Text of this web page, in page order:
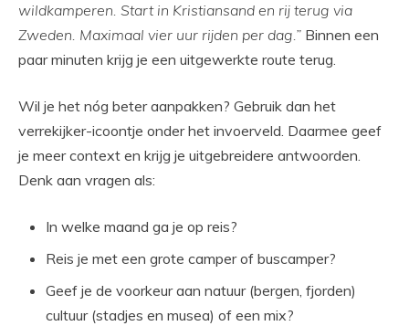
wildkamperen. Start in Kristiansand en rij terug via
Zweden. Maximaal vier uur rijden per dag.” Binnen een
paar minuten krijg je een uitgewerkte route terug.
Wil je het nóg beter aanpakken? Gebruik dan het
verrekijker-icoontje onder het invoerveld. Daarmee geef
je meer context en krijg je uitgebreidere antwoorden.
Denk aan vragen als:
In welke maand ga je op reis?
Reis je met een grote camper of buscamper?
Geef je de voorkeur aan natuur (bergen, fjorden)
cultuur (stadjes en musea) of een mix?